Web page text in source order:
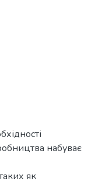
набуває
як